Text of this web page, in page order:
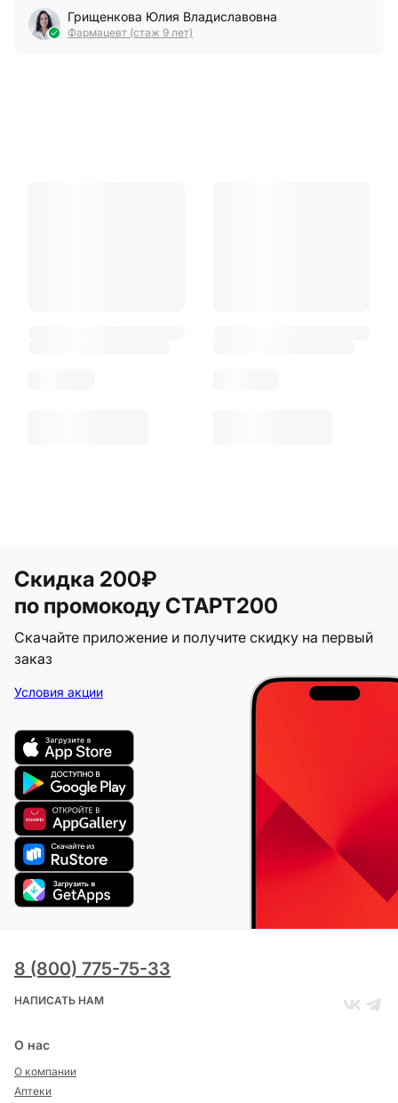
Грищенкова Юлия Владиславовна
Фармацевт (стаж 9 лет)
Скидка 200₽
по промокоду СТАРТ200
Скачайте приложение и получите скидку на первый
заказ
Условия акции
8 (800) 775-75-33
НАПИСАТЬ НАМ
О нас
О компании
Аптеки